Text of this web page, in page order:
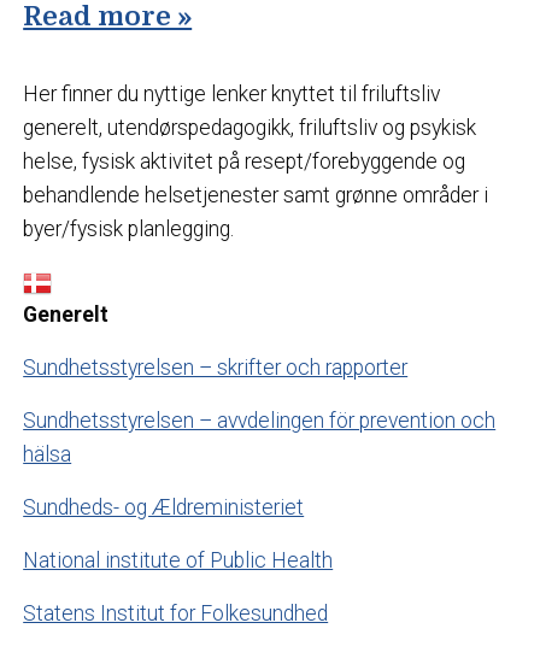
Read more »
Her finner du nyttige lenker knyttet til friluftsliv
generelt, utendørspedagogikk, friluftsliv og psykisk
helse, fysisk aktivitet på resept/forebyggende og
behandlende helsetjenester samt grønne områder i
byer/fysisk planlegging.
Generelt
Sundhetsstyrelsen – skrifter och rapporter
Sundhetsstyrelsen – avvdelingen för prevention och
hälsa
Sundheds- og Ældreministeriet
National institute of Public Health
Statens Institut for Folkesundhed